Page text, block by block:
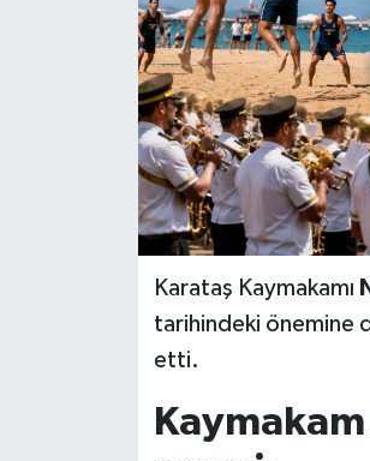
Karataş Kaymakamı
tarihindeki önemine
etti.
Yerel Yönetimler
Yurttan